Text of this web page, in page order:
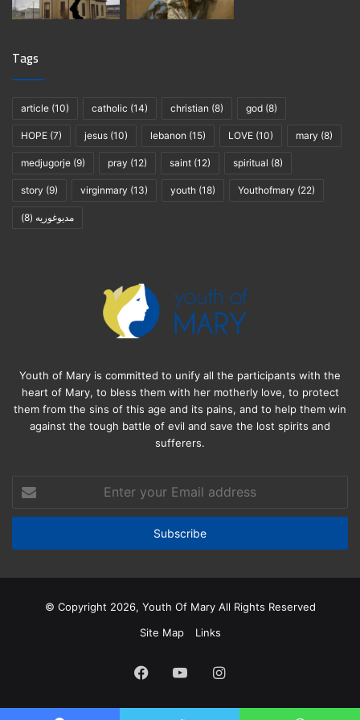
خطيب مريم مار يوسف
Tags
article (10) catholic (14) christian (8) god (8)
HOPE (7) jesus (10) lebanon (15) LOVE (10) mary (8)
medjugorje (9) pray (12) saint (12) spiritual (8)
story (9) virginmary (13) youth (18) Youthofmary (22)
مديوغوريه (8)
Youth of Mary is committed to unify all the participants with the
heart of Mary, to bless them with her motherly love, to protect
them from the sins of this age and its pains, and to help them win
against the tough battle of evil and save the lost spirits and
sufferers.
your
Email
© Copyright 2026, Youth Of Mary All Rights Reserved
Site Map
Links
Facebook
YouTubeInstagram